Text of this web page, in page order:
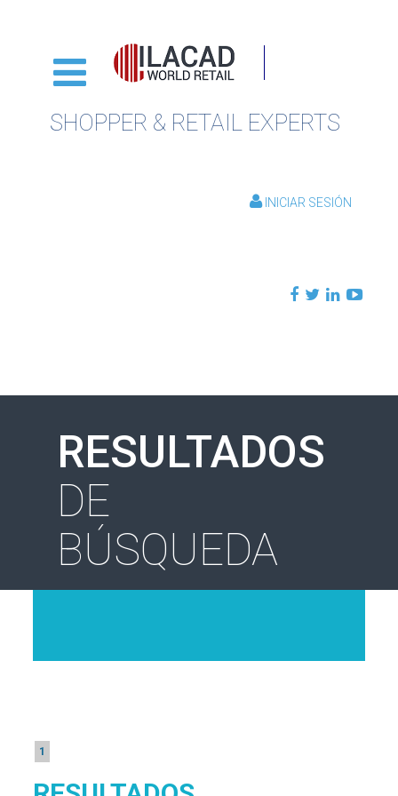
SHOPPER & RETAIL EXPERTS
INICIAR SESIÓN
RESULTADOS
DE
BÚSQUEDA
1